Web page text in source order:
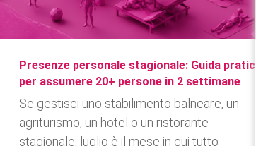
Presenze personale stagionale: Guida pratica
per assumere 20+ persone in 2 settimane
Se gestisci uno stabilimento balneare, un
agriturismo, un hotel o un ristorante
stagionale, luglio è il mese in cui tutto